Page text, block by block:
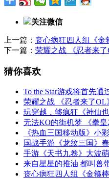
关注微信
上一篇： 丧心病狂四人组《金
下一篇： 荣耀之战 《忍者来
猜你喜欢
To the Star游戏将首先通
荣耀之战 《忍者来了OL
玩穿越，够疯狂《神仙
无法KO的街机梦 《拳
《热血三国移动版》小
国战手游《龙纹三国》
手游《天书九卷》大波
来自星星的推油 都叫兽
丧心病狂四人组《金箍